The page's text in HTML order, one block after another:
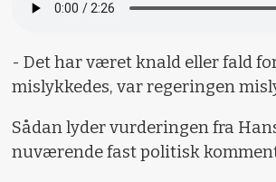
- Det har været knald eller fald
mislykkedes, var regeringen
Sådan lyder vurderingen fra
nuværende fast politisk